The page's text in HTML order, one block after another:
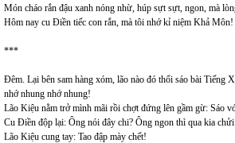
Món cháo rắn đậu xanh nóng nhừ, húp sựt sựt, ngon, mà
Hôm nay cu Điền tiếc con rắn, mà tôi nhớ kỉ niệm Khả Môn!
***
Đêm. Lại bên sam hàng xóm, lão nào đó thổi sáo bài Tiếng
nhớ nhung nhớ nhung!
Lão Kiệu nằm trở mình mãi rồi chợt đứng lên gầm gừ: Sáo
Cu Điền độp lại: Ông nói đây chi? Ông ngon thì qua kia
Lão Kiệu cung tay: Tao đập mày chết!